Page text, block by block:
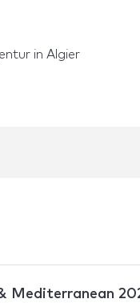
in Algier
Mediterranean